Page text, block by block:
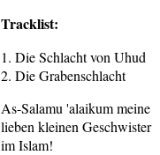
Tracklist:
1. Die Schlacht von Uhud
2. Die Grabenschlacht
As-Salamu 'alaikum meine
lieben kleinen Geschwister
im Islam!